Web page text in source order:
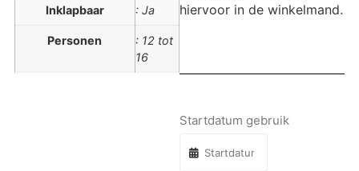
Inklapbaar : Ja
Personen
: 12 tot
16
hiervoor in de winkelmand.
Startdatum gebruik